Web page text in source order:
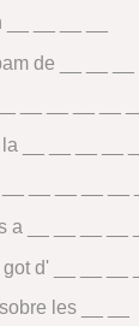
__ __ __
de __ __ __
__ __ __ __
__ __ __ __
__ __ __ __
a __ __ __ __
d' __ __ __
les __ __